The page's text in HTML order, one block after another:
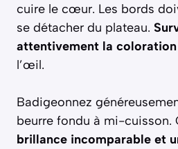
cuire le cœur. Les bords
se détacher du plateau.
attentivement la coloration
l’œil.
Badigeonnez
beurre fondu à mi-cuisson.
brillance incomparable et